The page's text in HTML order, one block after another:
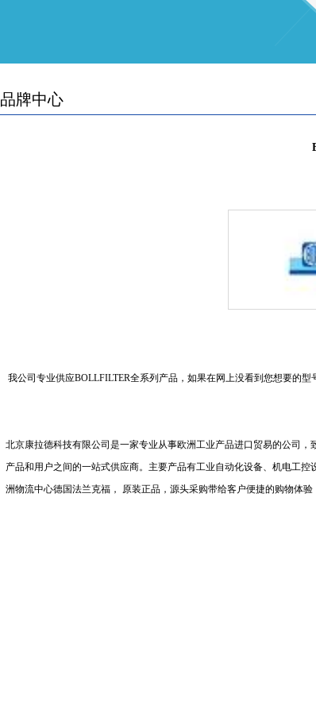
品牌中心
我公司专业供应BOLLFILTER全系列产品，如果在网上没看到您想要的型
北京康拉德科技有限公司是一家专业从事欧洲工业产品进口贸易的公司
产品和用户之间的一站式供应商。主要产品有工业自动化设备、机电工
洲物流中心德国法兰克福， 原装正品，源头采购带给客户便捷的购物体验